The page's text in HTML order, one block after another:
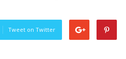
Tweet on Twitter